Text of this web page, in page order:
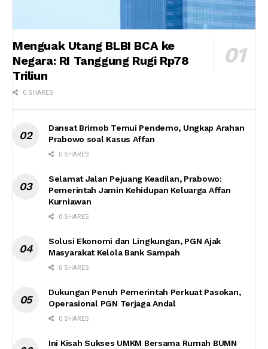
Menguak Utang BLBI BCA ke
Negara: RI Tanggung Rugi Rp78
Triliun
0 SHARES
Dansat Brimob Temui Pendemo, Ungkap Arahan
Prabowo soal Kasus Affan
0 SHARES
Selamat Jalan Pejuang Keadilan, Prabowo:
Pemerintah Jamin Kehidupan Keluarga Affan
Kurniawan
0 SHARES
Solusi Ekonomi dan Lingkungan, PGN Ajak
Masyarakat Kelola Bank Sampah
0 SHARES
Dukungan Penuh Pemerintah Perkuat Pasokan,
Operasional PGN Terjaga Andal
0 SHARES
Ini Kisah Sukses UMKM Bersama Rumah BUMN